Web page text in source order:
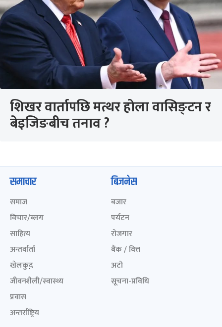
शिखर वार्तापछि मत्थर होला वासिङ्टन र
बेइजिङबीच तनाव ?
समाचार
समाज
विचार/ब्लग
साहित्य
अन्तर्वार्ता
खेलकुद़़
जीवनशैली/स्वास्थ्य
प्रवास
अन्तर्राष्ट्रिय
बिजनेस
बजार
पर्यटन
रोजगार
बैंक / वित्त
अटो
सूचना-प्रविधि